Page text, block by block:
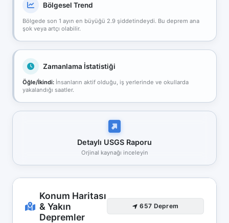
Bölgesel Trend
Bölgede son 1 ayın en büyüğü 2.9 şiddetindeydi. Bu deprem ana
şok veya artçı olabilir.
Zamanlama İstatistiği
Öğle/İkindi: İnsanların aktif olduğu, iş yerlerinde ve okullarda
yakalandığı saatler.
Detaylı USGS Raporu
Orjinal kaynağı inceleyin
Konum Haritası
& Yakın
Depremler
657 Deprem